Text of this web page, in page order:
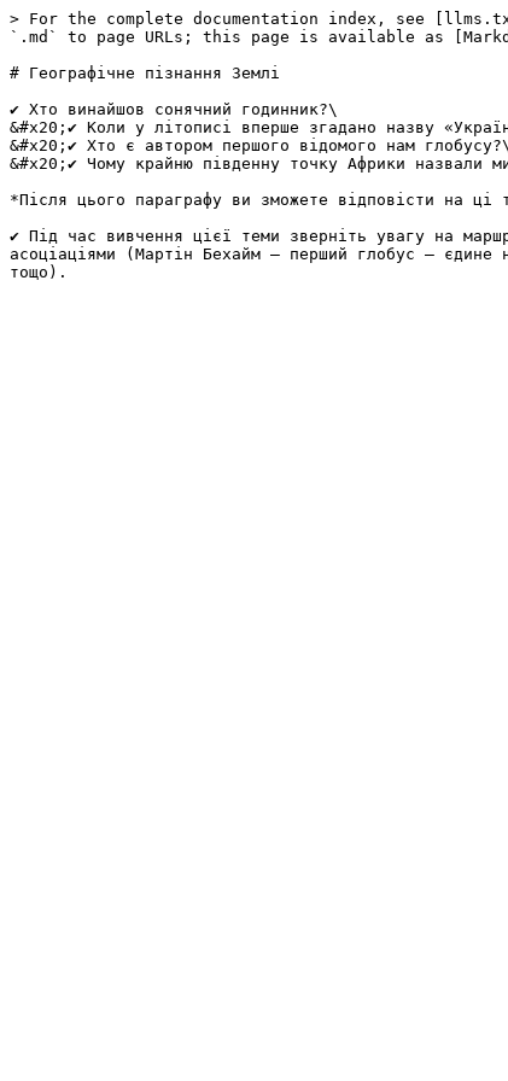
> For the complete documentation index, see
`.md` to page URLs; this page is available as
# Географiчне пiзнання Землi
✔ Хто винайшов сонячний годинник?\
&#x20;✔ Коли у літописі вперше згадано назву
&#x20;✔ Хто є автором першого відомого нам глобусу?\
&#x20;✔ Чому крайню південну точку Африки назвали
*Після цього параграфу ви зможете відповісти на ці
✔ Під час вивчення цієї теми зверніть увагу на
асоціаціями (Мартін Бехайм — перший глобус —